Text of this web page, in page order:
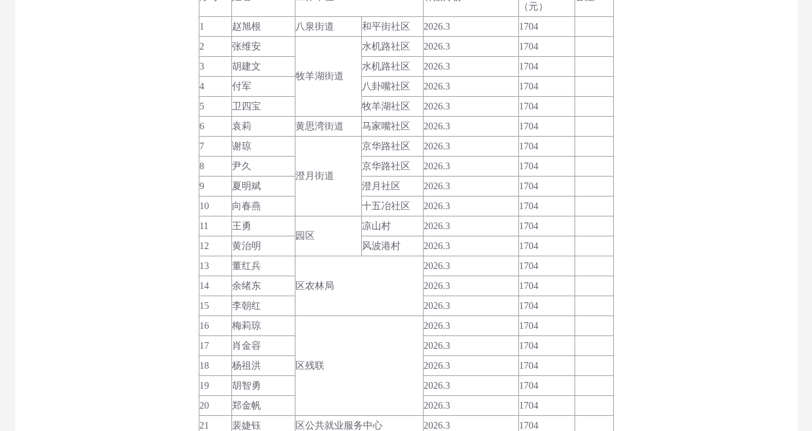
（元）
1 赵旭根 八泉街道 和平街社区 2026.3
1704
2
张维安
牧羊湖街道
水机路社区 2026.3
1704
3
胡建文 水机路社区 2026.3
1704
4
付军 八卦嘴社区 2026.3
1704
5
卫四宝 牧羊湖社区 2026.3
1704
6
袁莉 黄思湾街道 马家嘴社区 2026.3
1704
7
谢琼
澄月街道
京华路社区 2026.3
1704
8
尹久 京华路社区 2026.3
1704
9
夏明斌 澄月社区 2026.3
1704
10
向春燕 十五冶社区 2026.3
1704
11
王勇
园区
凉山村 2026.3
1704
12
黄治明 风波港村 2026.3
1704
13
董红兵
区农林局
2026.3
1704
14
余绪东 2026.3
1704
15
李朝红 2026.3
1704
16
梅莉琼
区残联
2026.3
1704
17
肖金容 2026.3
1704
18
杨祖洪 2026.3
1704
19
胡智勇 2026.3
1704
20
郑金帆 2026.3
1704
21
裴婕钰 区公共就业服务中心 2026.3
1704